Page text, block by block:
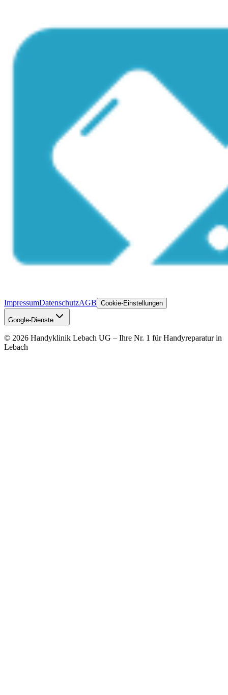
ImpressumDatenschutzAGB Cookie-Einstellungen
Google-Dienste
© 2026 Handyklinik Lebach UG – Ihre Nr. 1 für Handyreparatur in
Lebach